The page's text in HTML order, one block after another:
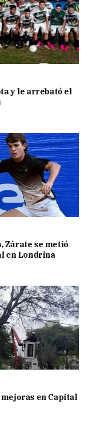
y le arrebató el
Zárate se metió
en Londrina
en Capital